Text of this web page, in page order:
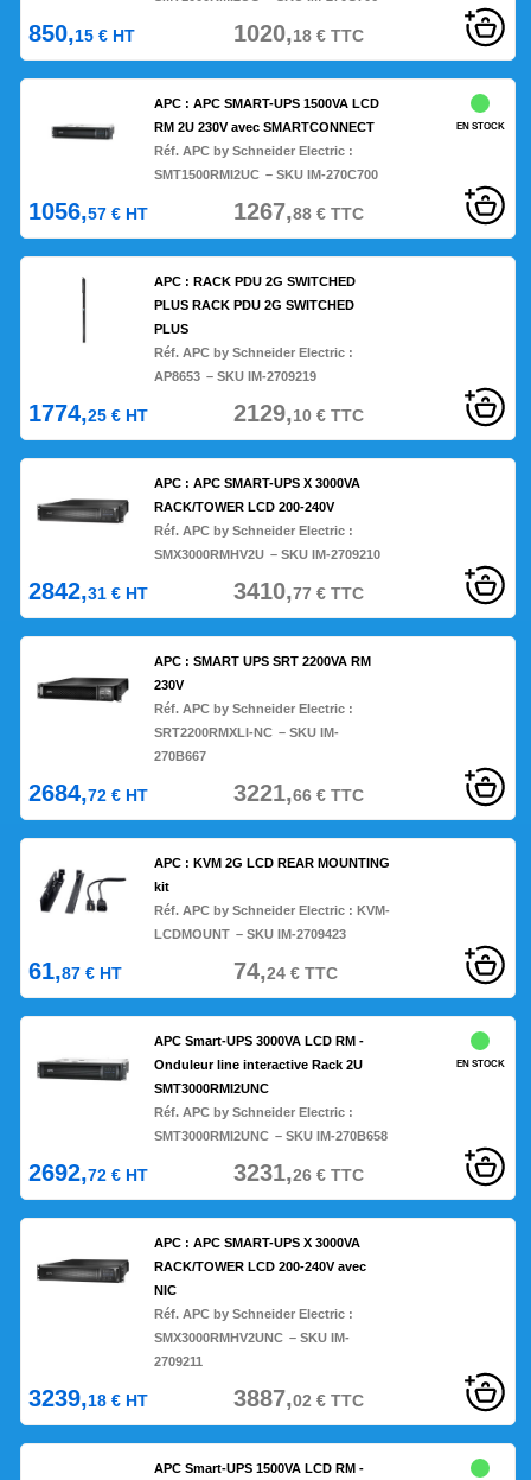
850,15 € HT 1020,18€TTC
APC : APC SMART-UPS 1500VA LCD
RM 2U 230V avec SMARTCONNECT
Réf. APC by Schneider Electric :
SMT1500RMI2UC – SKU IM-270C700
EN STOCK
1056,57 € HT 1267,88€TTC
APC : RACK PDU 2G SWITCHED
PLUS RACK PDU 2G SWITCHED
PLUS
Réf. APC by Schneider Electric :
AP8653 – SKU IM-2709219
1774,25 € HT 2129,10€TTC
APC : APC SMART-UPS X 3000VA
RACK/TOWER LCD 200-240V
Réf. APC by Schneider Electric :
SMX3000RMHV2U – SKU IM-2709210
2842,31 € HT 3410,77 €TTC
APC : SMART UPS SRT 2200VA RM
230V
Réf. APC by Schneider Electric :
SRT2200RMXLI-NC – SKU IM-
270B667
2684,72 € HT 3221,66€TTC
APC : KVM 2G LCD REAR MOUNTING
kit
Réf. APC by Schneider Electric :KVM-
LCDMOUNT – SKU IM-2709423
61,87 € HT 74,24€TTC
APC Smart-UPS 3000VA LCD RM -
Onduleur line interactive Rack 2U
SMT3000RMI2UNC
Réf. APC by Schneider Electric :
SMT3000RMI2UNC – SKU IM-270B658
EN STOCK
2692,72 € HT 3231,26€TTC
APC : APC SMART-UPS X 3000VA
RACK/TOWER LCD 200-240V avec
NIC
Réf. APC by Schneider Electric :
SMX3000RMHV2UNC – SKU IM-
2709211
3239,18 € HT 3887,02 €TTC
APC Smart-UPS 1500VA LCD RM -